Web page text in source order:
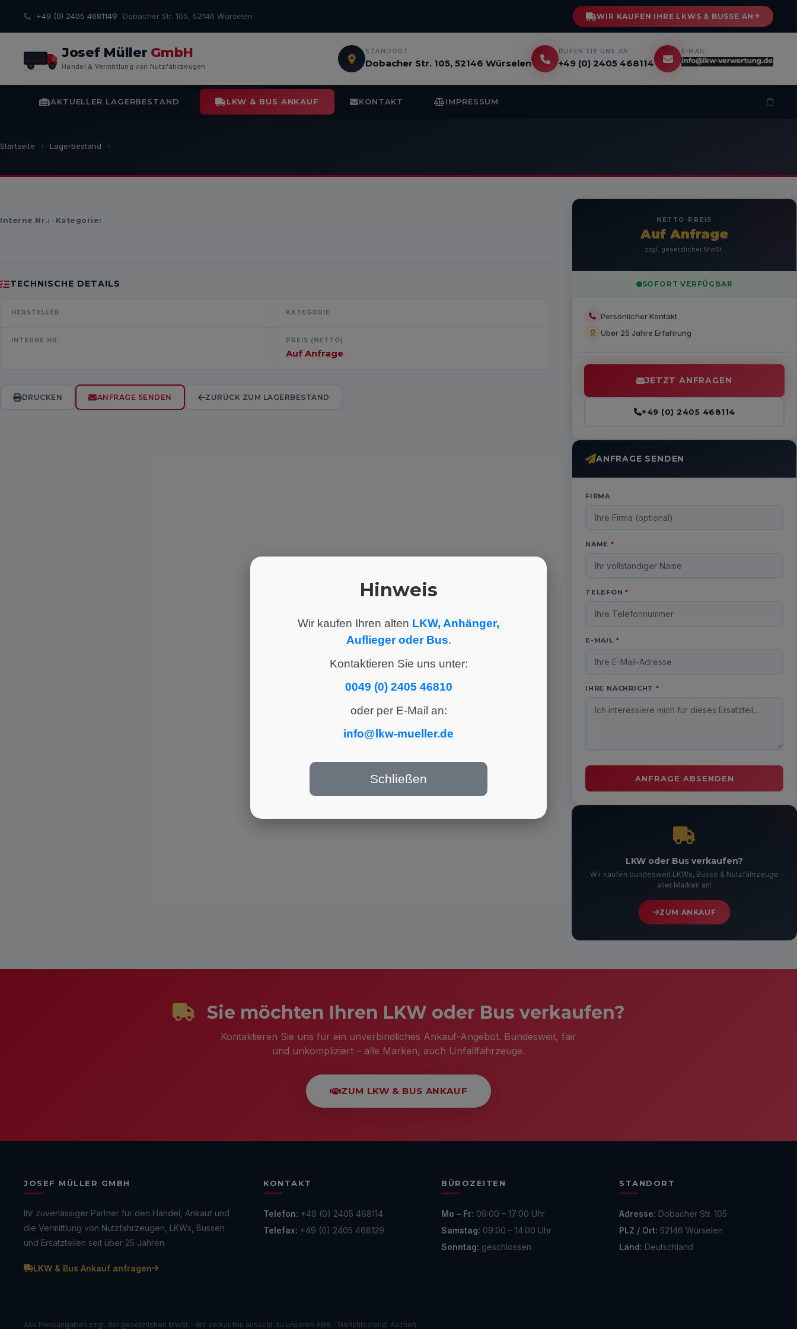
+49 (0) 2405 468114 Dobacher Str. 105, 52146 Würselen WIR KAUFEN IHRE LKWS & BUSSE AN
Josef Müller GmbH
Handel & Vermittlung von Nutzfahrzeugen
STANDORT
Dobacher Str. 105, 52146 Würselen
RUFEN SIE UNS AN
+49 (0) 2405 468114
E-MAIL
AKTUELLER LAGERBESTAND LKW & BUS ANKAUF KONTAKT IMPRESSUM
Hinweis
Wir kaufen Ihren alten LKW, Anhänger,
Auflieger oder Bus.
Kontaktieren Sie uns unter:
0049 (0) 2405 46810
oder per E-Mail an:
info@lkw-mueller.de
Schließen
Startseite › Lagerbestand ›
Interne Nr.: · Kategorie:
TECHNISCHE DETAILS
HERSTELLER KATEGORIE
INTERNE NR. PREIS (NETTO)
Auf Anfrage
DRUCKEN ANFRAGE SENDEN ZURÜCK ZUM LAGERBESTAND
NETTO-PREIS
Auf Anfrage
zzgl. gesetzlicher MwSt.
SOFORT VERFÜGBAR
Persönlicher Kontakt
Über 25 Jahre Erfahrung
JETZT ANFRAGEN
+49 (0) 2405 468114
ANFRAGE SENDEN
FIRMA
NAME *
TELEFON*
E-MAIL *
IHRE NACHRICHT*
LKW oder Bus verkaufen?
Wir kaufen bundesweit LKWs, Busse & Nutzfahrzeuge
aller Marken an!
ZUM ANKAUF
Sie möchten Ihren LKW oder Bus verkaufen?
Kontaktieren Sie uns für ein unverbindliches Ankauf-Angebot. Bundesweit, fair
und unkompliziert – alle Marken, auch Unfallfahrzeuge.
ZUM LKW & BUS ANKAUF
JOSEF MÜLLER GMBH
Ihr zuverlässiger Partner für den Handel, Ankauf und
die Vermittlung von Nutzfahrzeugen, LKWs, Bussen
und Ersatzteilen seit über 25 Jahren.
LKW & Bus Ankauf anfragen
KONTAKT
Telefon: +49 (0) 2405 468114
Telefax: +49 (0) 2405 468129
BÜROZEITEN
Mo – Fr: 09:00 – 17:00 Uhr
Samstag: 09:00 – 14:00 Uhr
Sonntag: geschlossen
STANDORT
Adresse: Dobacher Str. 105
PLZ / Ort: 52146 Würselen
Land: Deutschland
Alle Preisangaben zzgl. der gesetzlichen MwSt. · Wir verkaufen ausschl. zu unseren AGB. · Gerichtsstand: Aachen